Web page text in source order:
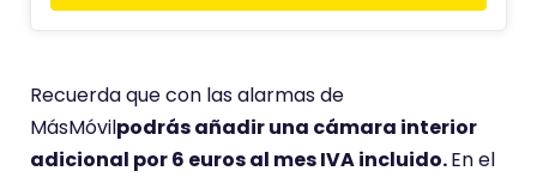
Recuerda que con las alarmas de
MásMóvilpodrás añadir una cámara interior
adicional por 6 euros al mes IVA incluido.En el